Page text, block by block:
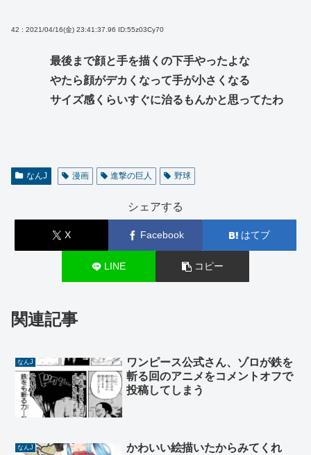
42 : 2021/04/16(金) 23:41:37.96 ID:55z03Cy70
最後まで顔と手を描くの下手やったよな
やたら顔がデカくなって手が小さくなる
サイズ感くらいすぐに治るもんかと思ってたわ
なんJ 漫画 進撃の巨人 野球
シェアする
X Facebook はてブ
LINE コピー
関連記事
なんJ
ワンピース公式さん、ゾロが鉄を
斬る回のアニメをコメントオフで
投稿してしまう
なんJ かわいい絵描いたからみてくれ